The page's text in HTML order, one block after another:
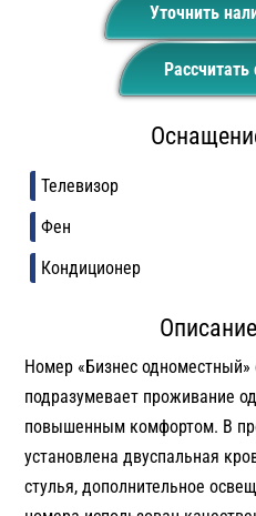
Уточнить
Телевизор
Фен
Кондиционер
Номер «Бизнес одноместный»
подразумевает проживание
повышенным комфортом. В
установлена двуспальная
стулья, дополнительное